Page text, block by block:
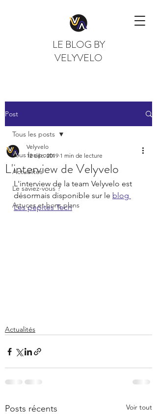
LE BLOG BY
VELYVELO
Post
Tous les posts
Actualités
Le saviez-vous ?
Astuces et bons plans
Tous les posts
L'interview de Velyvelo
Velyvelo
12 déc. 2019 1 min de lecture
L'interview de la team Velyvelo est
désormais disponible sur le blog
Les pépites Tech
Actualités
Posts récents Voir tout